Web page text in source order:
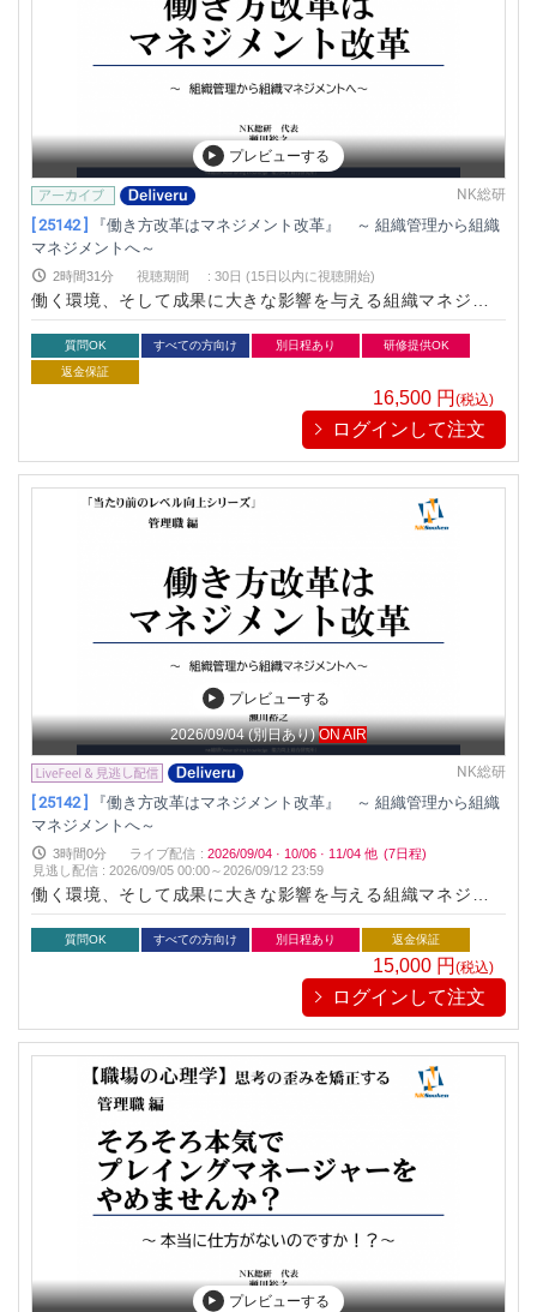
プレビューする
NK総研
[ 25142 ]
『働き方改革はマネジメント改革』 ～ 組織管理から組織
マネジメントへ～
2時間31分 視聴期間 : 30日 (15日以内に視聴開始)
働く環境、そして成果に大きな影響を与える組織マネジメン
ト。組織マネジメントを見直せば自ずと働く環境は変わりま
す。 これまでの管理を中心とした、悪く言えば会社に与えられ
た力を用いた圧力を伴う組織運営からの脱却しましょう。
質問OK すべての方向け 別日程あり
研修提供OK
返金保証
16,500 円(税込)
ログインして注文
プレビューする
2026/09/04 (別日あり) ON AIR
NK総研
[ 25142 ]
『働き方改革はマネジメント改革』 ～ 組織管理から組織
マネジメントへ～
3時間0分 ライブ配信 : 2026/09/04 · 10/06 · 11/04 他 (7日程)
見逃し配信 :2026/09/05 00:00～2026/09/12 23:59
働く環境、そして成果に大きな影響を与える組織マネジメン
ト。組織マネジメントを見直せば自ずと働く環境は変わりま
す。 これまでの管理を中心とした、悪く言えば会社に与えられ
た力を用いた圧力を伴う組織運営からの脱却しましょう。
質問OK すべての方向け 別日程あり 返金保証
15,000 円(税込)
ログインして注文
プレビューする